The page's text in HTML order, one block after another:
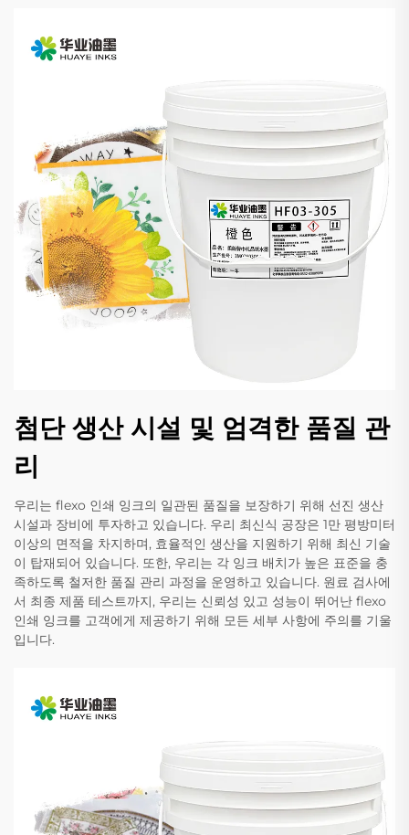
첨단 생산 시설 및 엄격한 품질 관
리
우리는 flexo 인쇄 잉크의 일관된 품질을 보장하기 위해 선진 생산
시설과 장비에 투자하고 있습니다. 우리 최신식 공장은 1만 평방미터
이상의 면적을 차지하며, 효율적인 생산을 지원하기 위해 최신 기술
이 탑재되어 있습니다. 또한, 우리는 각 잉크 배치가 높은 표준을 충
족하도록 철저한 품질 관리 과정을 운영하고 있습니다. 원료 검사에
서 최종 제품 테스트까지, 우리는 신뢰성 있고 성능이 뛰어난 flexo
인쇄 잉크를 고객에게 제공하기 위해 모든 세부 사항에 주의를 기울
입니다.